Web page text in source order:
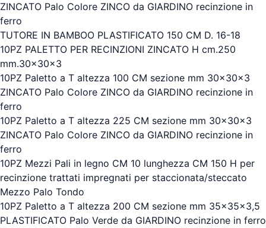
ZINCATO Palo Colore ZINCO da GIARDINO recinzione in
ferro
TUTORE IN BAMBOO PLASTIFICATO 150 CM D. 16-18
10PZ PALETTO PER RECINZIONI ZINCATO H cm.250
mm.30x30x3
10PZ Paletto a T altezza 100 CM sezione mm 30x30x3
ZINCATO Palo Colore ZINCO da GIARDINO recinzione in
ferro
10PZ Paletto a T altezza 225 CM sezione mm 30x30x3
ZINCATO Palo Colore ZINCO da GIARDINO recinzione in
ferro
10PZ Mezzi Pali in legno CM 10 lunghezza CM 150 H per
recinzione trattati impregnati per staccionata/steccato
Mezzo Palo Tondo
10PZ Paletto a T altezza 200 CM sezione mm 35x35x3,5
PLASTIFICATO Palo Verde da GIARDINO recinzione in ferro